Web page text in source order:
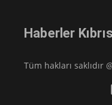
Haberler Kıbrıs
Tüm hakları saklıdır